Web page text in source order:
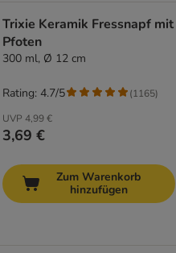
Trixie Keramik Fressnapf mit
Pfoten
300 ml, Ø 12 cm
UVP 4,99 €
3,69 €
Rating: 4.7/5 (1165)
Zum Warenkorb
hinzufügen